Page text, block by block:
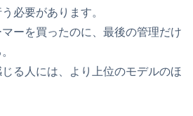
必要があります。
ーを買ったのに、最後の管理だけ
る人には、より上位のモデルのほ